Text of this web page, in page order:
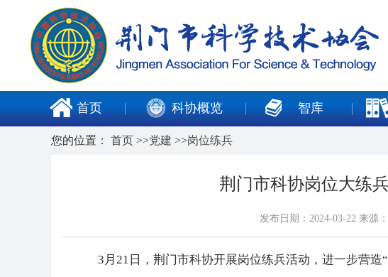
首页 科协概览 智库
您的位置： 首页 >>党建 >>岗位练兵
荆门市科协岗位大练
发布日期：2024-03-22 来源
3月21日，荆门市科协开展岗位练兵活动，进一步营造“